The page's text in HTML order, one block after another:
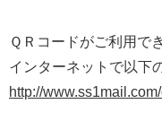
ＱＲコードがご利用で
インターネットで以下
http://